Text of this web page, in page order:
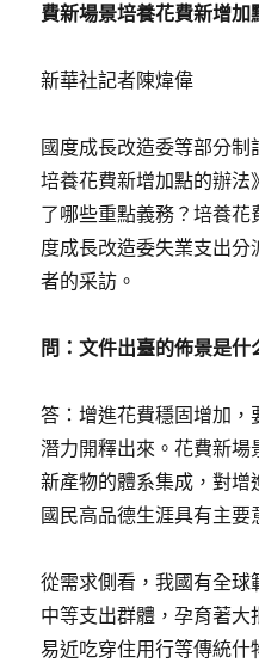
費新場景培養花費新增加
新華社記者陳煒偉
國度成長改造委等部分
培養花費新增加點的辦
了哪些重點義務？培養花
度成長改造委失業支出
者的采訪。
問：文件出臺的佈景是什
答：增進花費穩固增加
潛力開釋出來。花費新場
新產物的體系集成，對
國民高品德生涯具有主要
從需求側看，我國有全
中等支出群體，孕育著
易近吃穿住用行等傳統